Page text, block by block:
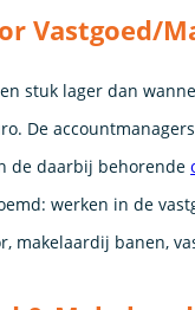
Vastgoed/
stuk lager dan
De
de daarbij behorende
werken in de
makelaardij banen,